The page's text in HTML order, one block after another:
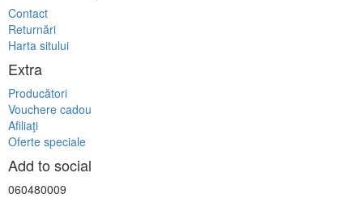
Contact
Returnări
Harta sitului
Extra
Producători
Vouchere cadou
Afiliaţi
Oferte speciale
Add to social
060480009